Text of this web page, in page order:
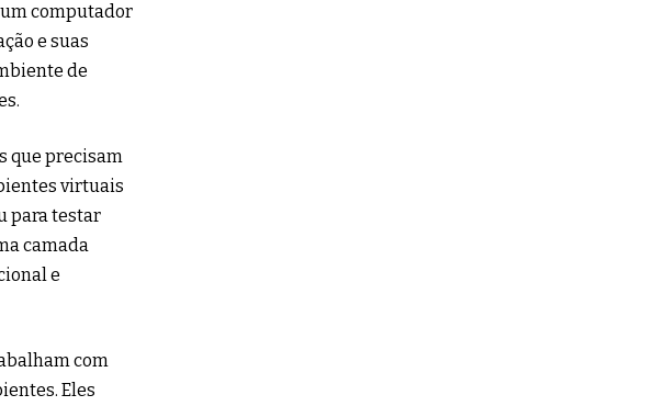
computador
e suas
de
que precisam
virtuais
para testar
camada
e
com
Eles